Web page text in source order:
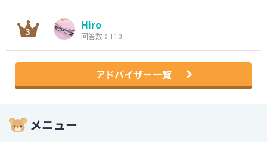
Hiro
回答数：110
アドバイザー一覧
メニュー